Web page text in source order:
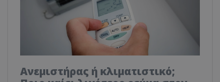
Ανεμιστήρας ή κλιματιστικό;